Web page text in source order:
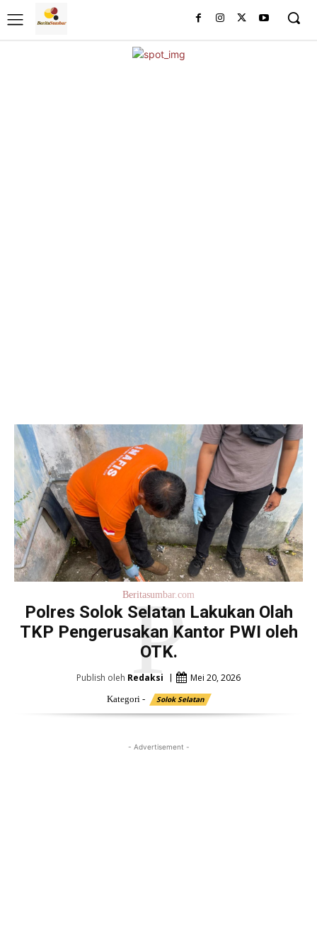
Beritasumbar.com
Polres Solok Selatan Lakukan Olah
TKP Pengerusakan Kantor PWI oleh
OTK.
P
Publish oleh Redaksi Mei 20, 2026
Kategori - Solok Selatan
- Advertisement -